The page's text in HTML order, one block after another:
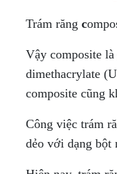
Trám răng c
Vậy composite
dimethacrylate
composite cũng
Công việc trám
dẻo với dạng bột